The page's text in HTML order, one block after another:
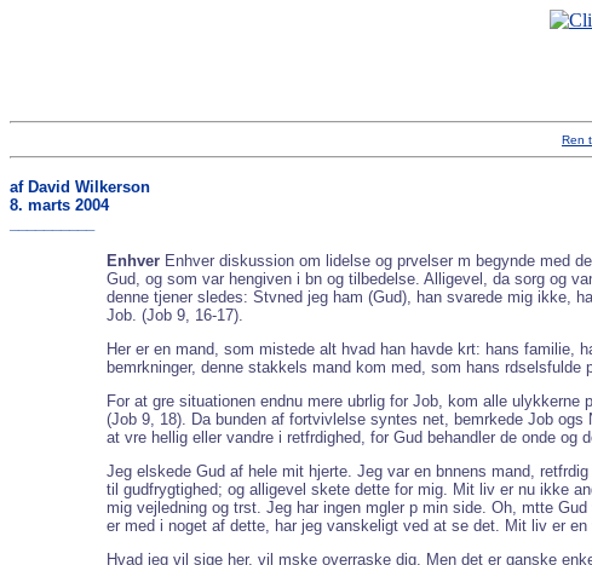
Ren
af David Wilkerson
8. marts 2004
Enhver Enhver diskussion om lidelse og prvelser m begynde med
Gud, og som var hengiven i bn og tilbedelse. Alligevel, da sorg og
denne tjener sledes: Stvned jeg ham (Gud), han svarede mig ikke,
Job. (Job 9, 16-17).
Her er en mand, som mistede alt hvad han havde krt: hans familie,
bemrkninger, denne stakkels mand kom med, som hans rdselsfulde
For at gre situationen endnu mere ubrlig for Job, kom alle
(Job 9, 18). Da bunden af fortvivlelse syntes net, bemrkede Job
at vre hellig eller vandre i retfrdighed, for Gud behandler de onde
Jeg elskede Gud af hele mit hjerte. Jeg var en bnnens mand,
til gudfrygtighed; og alligevel skete dette for mig. Mit liv er nu ikke
mig vejledning og trst. Jeg har ingen mgler p min side. Oh, mtte
er med i noget af dette, har jeg vanskeligt ved at se det. Mit liv er
Hvad jeg vil sige her, vil mske overraske dig. Men det er ganske